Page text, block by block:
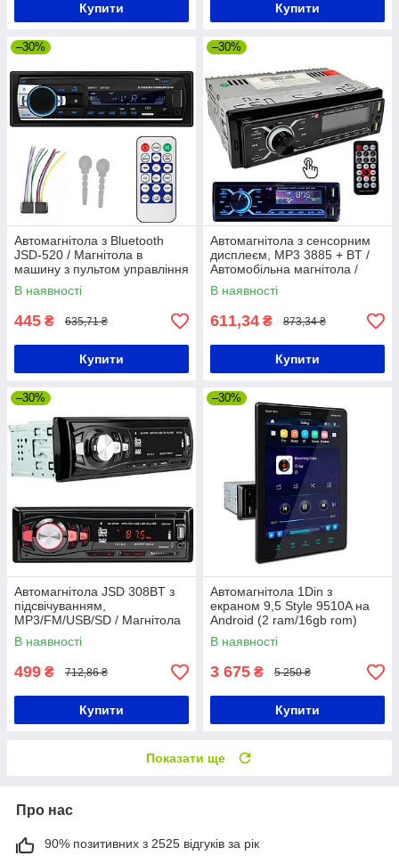
Купити Купити
–30%
Автомагнітола з Bluetooth
JSD-520 / Магнітола в
машину з пультом управління
/ Магнітофон в авто
В наявності
445 ₴ 635,71 ₴
Купити
–30%
Автомагнітола з сенсорним
дисплеєм, MP3 3885 + BT /
Автомобільна магнітола /
Магнітола в машину
В наявності
611,34 ₴ 873,34 ₴
Купити
–30%
Автомагнітола JSD 308BT з
підсвічуванням,
MP3/FM/USB/SD / Магнітола
в автомобіль / Магнітола з
якісним звуком
В наявності
499 ₴ 712,86 ₴
Купити
–30%
Автомагнітола 1Din з
екраном 9,5 Style 9510A на
Android (2 ram/16gb rom)
В наявності
3 675 ₴ 5 250 ₴
Купити
Показати ще
Про нас
90% позитивних з 2525 відгуків за рік